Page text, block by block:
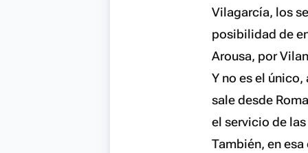
Vilagarcía, los
posibilidad de
Arousa, por
Y no es el
sale desde
el servicio de las
También, en